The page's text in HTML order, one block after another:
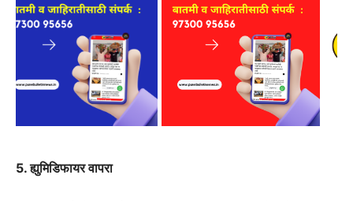
5. ह्युमिडिफायर वापरा